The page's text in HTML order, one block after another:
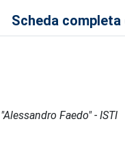
Scheda completa
Faedo" - ISTI